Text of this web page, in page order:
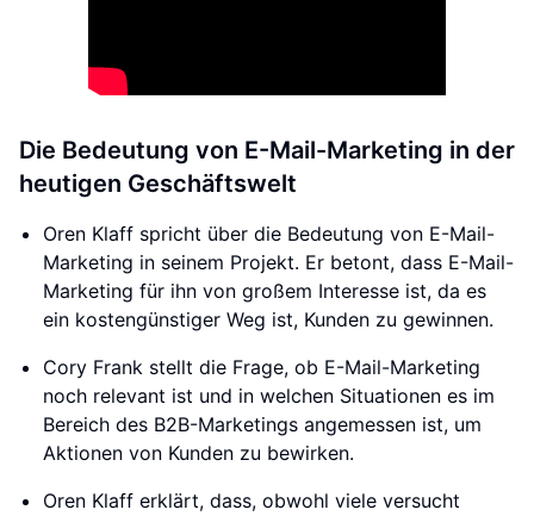
Die Bedeutung von E-Mail-Marketing in der
heutigen Geschäftswelt
Oren Klaff spricht über die Bedeutung von E-Mail-
Marketing in seinem Projekt. Er betont, dass E-Mail-
Marketing für ihn von großem Interesse ist, da es
ein kostengünstiger Weg ist, Kunden zu gewinnen.
Cory Frank stellt die Frage, ob E-Mail-Marketing
noch relevant ist und in welchen Situationen es im
Bereich des B2B-Marketings angemessen ist, um
Aktionen von Kunden zu bewirken.
Oren Klaff erklärt, dass, obwohl viele versucht